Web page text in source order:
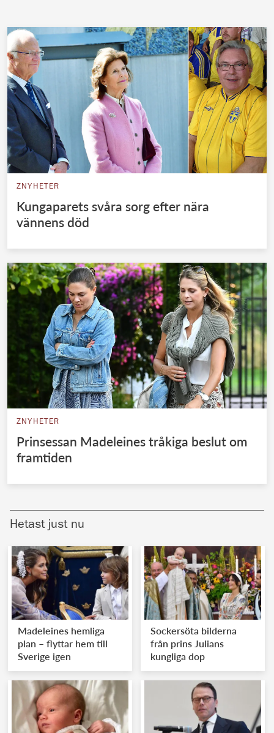
ZNYHETER
Kungaparets svåra sorg efter nära
vännens död
ZNYHETER
Prinsessan Madeleines tråkiga beslut om
framtiden
Hetast just nu
Madeleines hemliga
plan – flyttar hem till
Sverige igen
Sockersöta bilderna
från prins Julians
kungliga dop